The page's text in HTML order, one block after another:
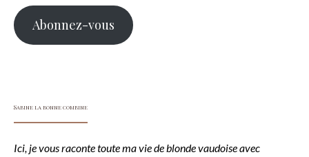
Abonnez-vous
Sabine la bonne combine
Ici, je vous raconte toute ma vie de blonde vaudoise avec